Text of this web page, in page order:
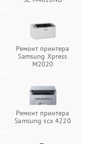
Ремонт принтера
Samsung Xpress
M2020
Ремонт принтера
Samsung scx 4220